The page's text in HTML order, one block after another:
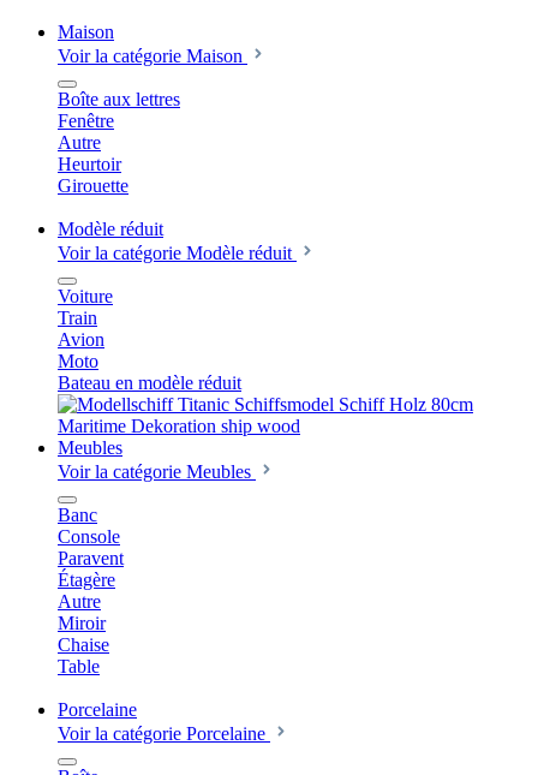
Maison
Voir la catégorie Maison
Boîte aux lettres
Fenêtre
Autre
Heurtoir
Girouette
Modèle réduit
Voir la catégorie Modèle réduit
Voiture
Train
Avion
Moto
Bateau en modèle réduit
Meubles
Voir la catégorie Meubles
Banc
Console
Paravent
Étagère
Autre
Miroir
Chaise
Table
Porcelaine
Voir la catégorie Porcelaine